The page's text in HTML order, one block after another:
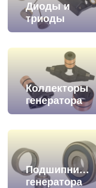
Диоды и
триоды
Коллекторы
генератора
Подшипники
генератора